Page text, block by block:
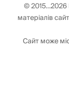
© 2015…2026
матеріалів
Сайт може